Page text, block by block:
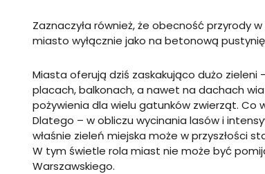
Zaznaczyła również, że obecność przyrody
miasto wyłącznie jako na betonową
Miasta oferują dziś zaskakująco dużo zieleni
placach, balkonach, a nawet na dachach
pożywienia dla wielu gatunków zwierząt. Co
Dlatego – w obliczu wycinania lasów i
właśnie zieleń miejska może w przyszłości
W tym świetle rola miast nie może być
Warszawskiego.